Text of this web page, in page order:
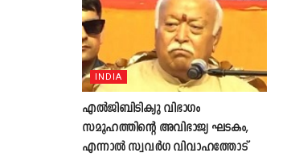
INDIA
എൽജിബിടിക്യു വിഭാഗം
സമൂഹത്തിന്റെ അവിഭാജ്യ ഘടകം,
എന്നാൽ സ്വവർഗ വിവാഹത്തോട്